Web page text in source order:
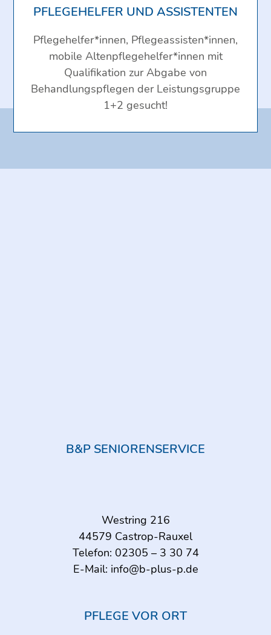
PFLEGEHELFER UND ASSISTENTEN
Pflegehelfer*innen, Pflegeassisten*innen,
mobile Altenpflegehelfer*innen mit
Qualifikation zur Abgabe von
Behandlungspflegen der Leistungsgruppe
1+2 gesucht!
B&P SENIORENSERVICE
Westring 216
44579 Castrop-Rauxel
Telefon: 02305 – 3 30 74
E-Mail: info@b-plus-p.de
PFLEGE VOR ORT